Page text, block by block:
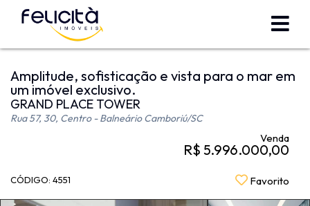
Amplitude, sofisticação e vista para o mar em
um imóvel exclusivo.
GRAND PLACE TOWER
Rua 57, 30, Centro - Balneário Camboriú/SC
Venda
R$ 5.996.000,00
CÓDIGO: 4551 Favorito